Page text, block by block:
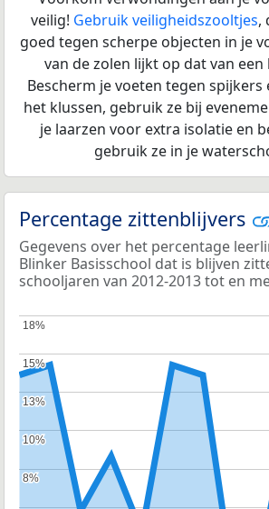
veilig! Gebruik veiligheidszooltjes,
goed tegen scherpe objecten in je
van de zolen lijkt op dat van een
Bescherm je voeten tegen spijkers
het klussen, gebruik ze bij
je laarzen voor extra isolatie en
gebruik ze in je
Percentage zittenblijvers
Gegevens over het percentage
Blinker Basisschool dat is blijven
schooljaren van 2012-2013 tot en
8%
8%
10%
10%
13%
13%
15%
15%
18%
18%